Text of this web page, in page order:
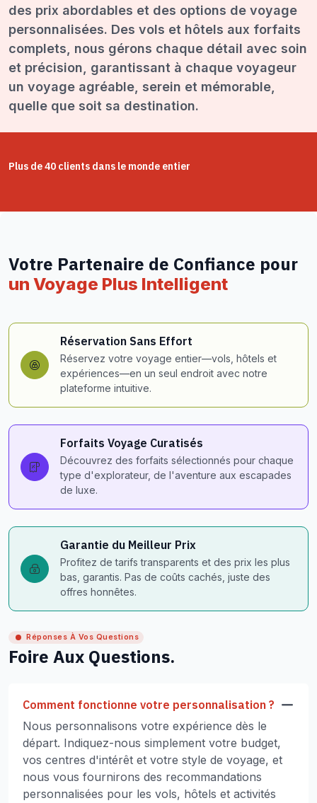
des prix abordables et des options de voyage
personnalisées. Des vols et hôtels aux forfaits
complets, nous gérons chaque détail avec soin
et précision, garantissant à chaque voyageur
un voyage agréable, serein et mémorable,
quelle que soit sa destination.
Plus de 40 clients dans le monde entier
Votre Partenaire de Confiance pour
un Voyage Plus Intelligent
Réservation Sans Effort
Réservez votre voyage entier—vols, hôtels et
expériences—en un seul endroit avec notre
plateforme intuitive.
Forfaits Voyage Curatisés
Découvrez des forfaits sélectionnés pour chaque
type d'explorateur, de l'aventure aux escapades
de luxe.
Garantie du Meilleur Prix
Profitez de tarifs transparents et des prix les plus
bas, garantis. Pas de coûts cachés, juste des
offres honnêtes.
Réponses À Vos Questions
Foire Aux Questions.
Comment fonctionne votre personnalisation ?
Nous personnalisons votre expérience dès le
départ. Indiquez-nous simplement votre budget,
vos centres d'intérêt et votre style de voyage, et
nous vous fournirons des recommandations
personnalisées pour les vols, hôtels et activités